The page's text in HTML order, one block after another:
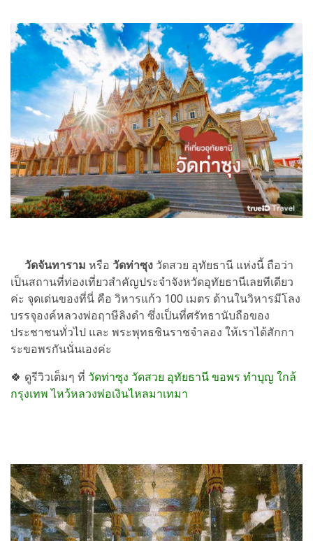
วัดจันทาราม หรือ วัดท่าซุง วัดสวย อุทัยธานี แห่งนี้ ถือว่า
เป็นสถานที่ท่องเที่ยวสำคัญประจำจังหวัดอุทัยธานีเลยทีเดียว
ค่ะ จุดเด่นของที่นี่ คือ วิหารแก้ว 100 เมตร ด้านในวิหารมีโลง
บรรจุองค์หลวงพ่อฤาษีลิงดำ ซึ่งเป็นที่ศรัทธานับถือของ
ประชาชนทั่วไป และ พระพุทธชินราชจำลอง ให้เราได้สักกา
ระขอพรกันนั่นเองค่ะ
🍀 ดูรีวิวเต็มๆ ที่ วัดท่าซุง วัดสวย อุทัยธานี ขอพร ทำบุญ ใกล้
กรุงเทพ ไหว้หลวงพ่อเงินไหลมาเทมา